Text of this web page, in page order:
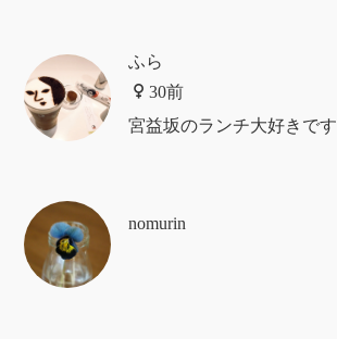
ふら
宮益坂のランチ大好きです
nomurin